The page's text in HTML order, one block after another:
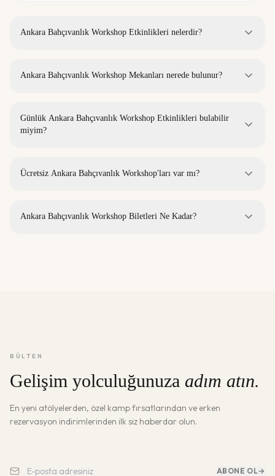
Ankara Bahçıvanlık Workshop Etkinlikleri nelerdir?
Ankara Bahçıvanlık Workshop Mekanları nerede bulunur?
Günlük Ankara Bahçıvanlık Workshop Etkinlikleri bulabilir
miyim?
Ücretsiz Ankara Bahçıvanlık Workshop'ları var mı?
Ankara Bahçıvanlık Workshop Biletleri Ne Kadar?
BÜLTEN
Gelişim yolculuğunuza adım atın.
En yeni atölyelerden, özel kamp fırsatlarından ve erken
rezervasyon indirimlerinden ilk siz haberdar olun.
ABONE OL→